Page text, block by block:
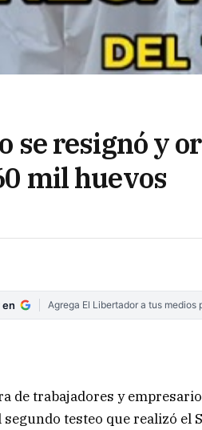
se resignó y
mil huevos
en Agrega El Libertador a tus medios
de trabajadores y
testeo que realizó el